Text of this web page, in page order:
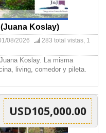
Koslay)
08/2026
283 total vistas, 1
Koslay. La misma
living, comedor y pileta.
USD105,000.00